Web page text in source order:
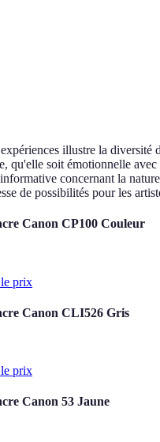
illustre la diversité
qu'elle soit émotionnelle avec
concernant la
de possibilités pour les
Canon CP100 Couleur
prix
Canon CLI526 Gris
prix
Canon 53 Jaune